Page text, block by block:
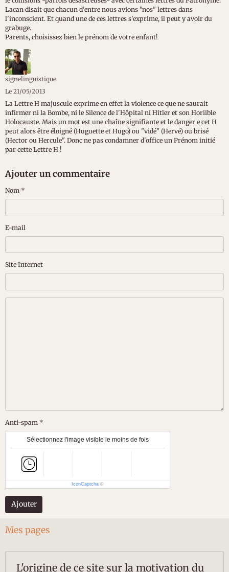
Lacan disait que chacun d'entre nous avions "nos" lettres dans
l'inconscient. Et quand une de ces lettres s'exprime, il peut y avoir du
grabuge.
Parents, choisissez bien le prénom de votre enfant!
signelinguistique
Le 21/05/2013
La Lettre H majuscule exprime en effet la violence ce que ne saurait
infirmer ni la Bombe, ni le Silence de l'Hôpital ni Hitler et son Horiible
Holocauste. Mais un mot est une chaîne signifiante et le danger e cet H
peut alors être éloigné (Huguette et Hugo) ou "vidé" (Hervé) ou brisé
(Hector ou Hercule". Donc ne pas condamner d'office un Prénom initié
par cette Lettre H !
Ajouter un commentaire
Nom
E-mail
Site Internet
Anti-spam
Sélectionnez l'image visible le moins de fois
IconCaptcha ©
Ajouter
Mes pages
L'origine de ce site sur la motivation du